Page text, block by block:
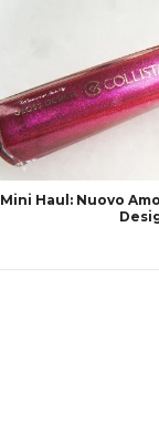
Mini Haul: Nuovo